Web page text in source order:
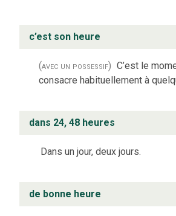
c’est son heure
(avec un possessif) C’est le
consacre habituellement à
dans 24, 48 heures
Dans un jour, deux jours.
de bonne heure